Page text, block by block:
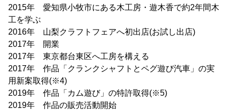
2015年 愛知県小牧市にある木工房・遊木香で約2年間木
工を学ぶ
2016年 山梨クラフトフェアへ初出店(お試し出店)
2017年 開業
2017年 東京都台東区へ工房を構える
2017年 作品「クランクシャフトとペグ遊び汽車」の実
用新案取得(※4)
2019年 作品「カム遊び」の特許取得(※5)
2019年 作品の販売活動開始